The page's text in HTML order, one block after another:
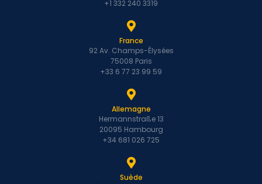
+1 332 240 3319
France
92 Av. Champs-Élysées
75008 Paris
+33 6 77 23 99 59
Allemagne
Hermannstraße 13
20095 Hambourg
+34 681 026 725
Suède